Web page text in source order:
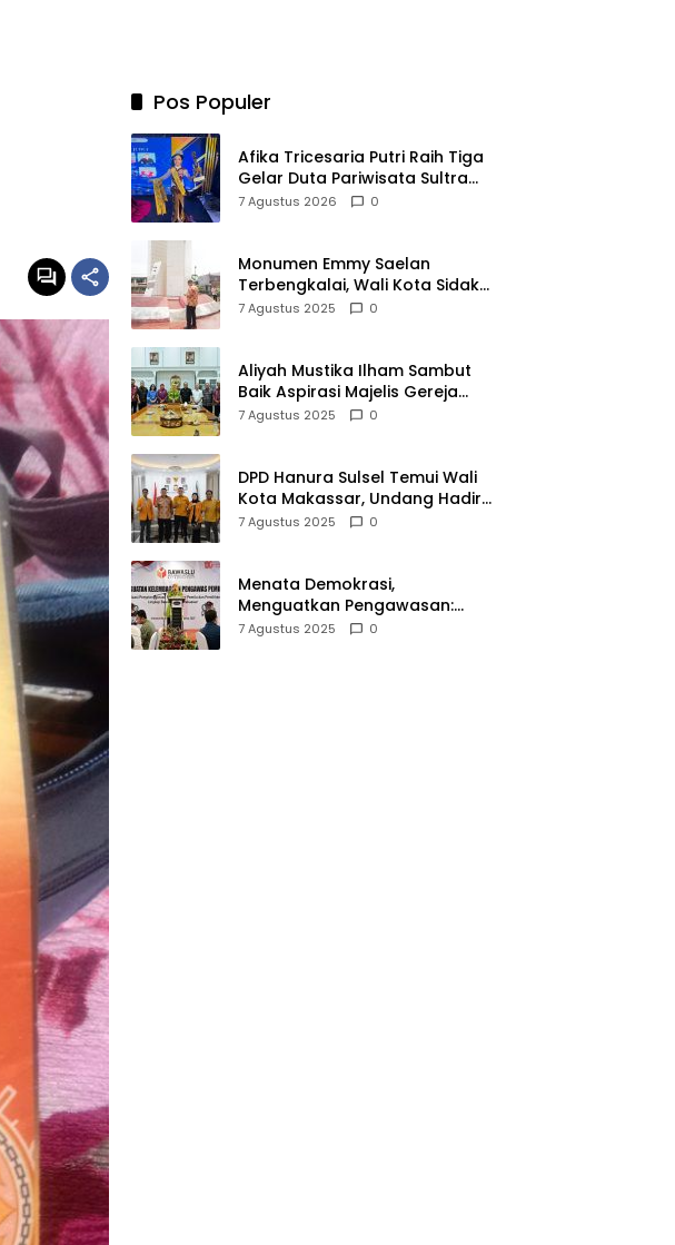
Pos Populer
Afika Tricesaria Putri Raih Tiga
Gelar Duta Pariwisata Sultra
2026, Siap Harumkan Nama
7 Agustus 2026 0
Monumen Emmy Saelan
Terbengkalai, Wali Kota Sidak
dan Perintahkan Renovasi
7 Agustus 2025 0
Aliyah Mustika Ilham Sambut
Baik Aspirasi Majelis Gereja
Jemaat Pniel Perumnas
7 Agustus 2025 0
DPD Hanura Sulsel Temui Wali
Kota Makassar, Undang Hadiri
Musda dan Jalin Sinergi
7 Agustus 2025 0
Menata Demokrasi,
Menguatkan Pengawasan:
Aliyah Ajak Sinergi Lembaga
7 Agustus 2025 0